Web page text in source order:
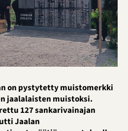
on pystytetty muistomerkki
jaalalaisten muistoksi.
127 sankarivainajan
Jaalan